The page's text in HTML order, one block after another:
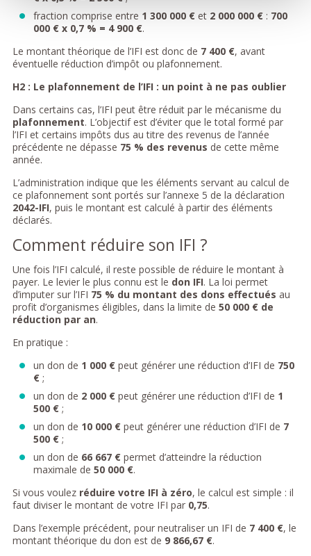
fraction comprise entre 1 300 000 €et 2 000 000 €: 700
000 € x 0,7 % = 4 900 €.
Le montant théorique de l’IFI est donc de 7 400 €, avant
éventuelle réduction d’impôt ou plafonnement.
H2 : Le plafonnement de l’IFI : un point à ne pas oublier
Dans certains cas, l’IFI peut être réduit par le mécanisme du
plafonnement. L’objectif est d’éviter que le total formé par
l’IFI et certains impôts dus au titre des revenus de l’année
précédente ne dépasse 75 % des revenus de cette même
année.
L’administration indique que les éléments servant au calcul de
ce plafonnement sont portés sur l’annexe 5 de la déclaration
2042-IFI, puis le montant est calculé à partir des éléments
déclarés.
Comment réduire son IFI ?
Une fois l’IFI calculé, il reste possible de réduire le montant à
payer. Le levier le plus connu est le don IFI. La loi permet
d’imputer sur l’IFI 75 % du montant des dons effectués au
profit d’organismes éligibles, dans la limite de 50 000 € de
réduction par an.
En pratique :
un don de 1 000 €peut générer une réduction d’IFI de 750
€;
un don de 2 000 €peut générer une réduction d’IFI de 1
500 €;
un don de 10 000 €peut générer une réduction d’IFI de 7
500 €;
un don de 66 667 €permet d’atteindre la réduction
maximale de 50 000 €.
Si vous voulez réduire votre IFI à zéro, le calcul est simple : il
faut diviser le montant de votre IFI par 0,75.
Dans l’exemple précédent, pour neutraliser un IFI de 7 400 €, le
montant théorique du don est de 9 866,67 €.